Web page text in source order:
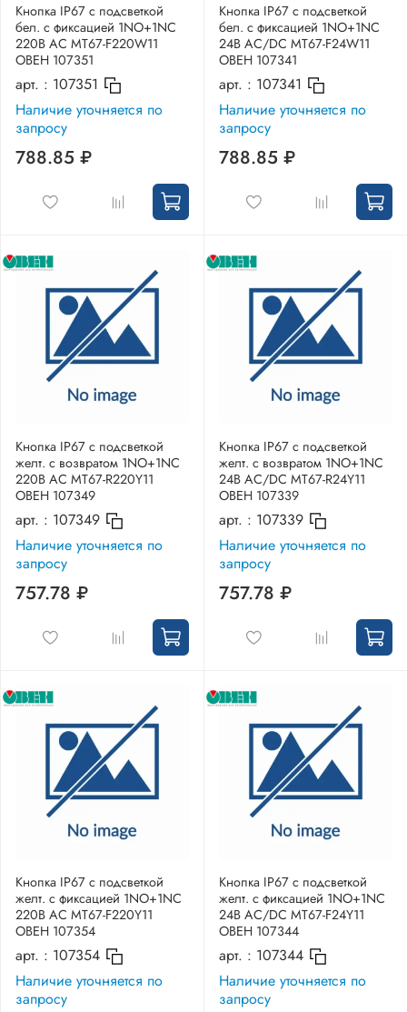
Кнопка IP67 с подсветкой
бел. с фиксацией 1NO+1NC
220В AC MT67-F220W11
ОВЕН 107351
арт. : 107351
Наличие уточняется по
запросу
788.85 ₽
Кнопка IP67 с подсветкой
бел. с фиксацией 1NO+1NC
24В AC/DC MT67-F24W11
ОВЕН 107341
арт. : 107341
Наличие уточняется по
запросу
788.85 ₽
Кнопка IP67 с подсветкой
желт. с возвратом 1NO+1NC
220В AC MT67-R220Y11
ОВЕН 107349
арт. : 107349
Наличие уточняется по
запросу
757.78 ₽
Кнопка IP67 с подсветкой
желт. с возвратом 1NO+1NC
24В AC/DC MT67-R24Y11
ОВЕН 107339
арт. : 107339
Наличие уточняется по
запросу
757.78 ₽
Кнопка IP67 с подсветкой
желт. с фиксацией 1NO+1NC
220В AC MT67-F220Y11
ОВЕН 107354
арт. : 107354
Наличие уточняется по
запросу
Кнопка IP67 с подсветкой
желт. с фиксацией 1NO+1NC
24В AC/DC MT67-F24Y11
ОВЕН 107344
арт. : 107344
Наличие уточняется по
запросу